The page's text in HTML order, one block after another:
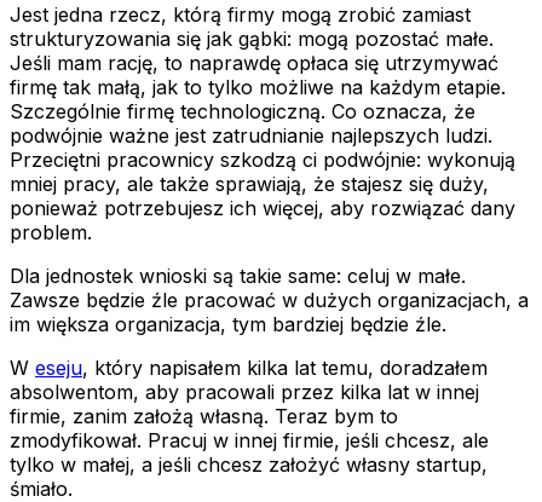
Jest jedna rzecz, którą firmy mogą zrobić zamiast
strukturyzowania się jak gąbki: mogą pozostać małe.
Jeśli mam rację, to naprawdę opłaca się utrzymywać
firmę tak małą, jak to tylko możliwe na każdym etapie.
Szczególnie firmę technologiczną. Co oznacza, że
podwójnie ważne jest zatrudnianie najlepszych ludzi.
Przeciętni pracownicy szkodzą ci podwójnie: wykonują
mniej pracy, ale także sprawiają, że stajesz się duży,
ponieważ potrzebujesz ich więcej, aby rozwiązać dany
problem.
Dla jednostek wnioski są takie same: celuj w małe.
Zawsze będzie źle pracować w dużych organizacjach, a
im większa organizacja, tym bardziej będzie źle.
W eseju, który napisałem kilka lat temu, doradzałem
absolwentom, aby pracowali przez kilka lat w innej
firmie, zanim założą własną. Teraz bym to
zmodyfikował. Pracuj w innej firmie, jeśli chcesz, ale
tylko w małej, a jeśli chcesz założyć własny startup,
śmiało.